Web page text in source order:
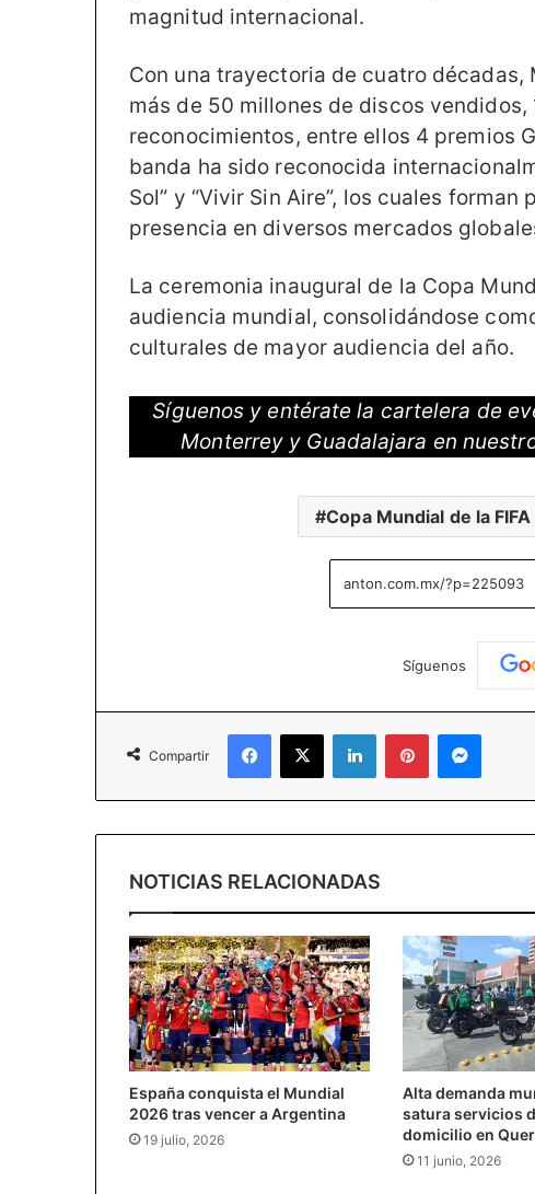
magnitud internacional.
Con una trayectoria de cuatro décadas,
más de 50 millones de discos
reconocimientos, entre ellos 4 premios
banda ha sido reconocida
Sol” y “Vivir Sin Aire”, los cuales
presencia en diversos mercados
La ceremonia inaugural de la Copa
audiencia mundial, consolidándose
culturales de mayor audiencia del año.
Síguenos y entérate la cartelera de
Monterrey y Guadalajara en
Copa Mundial de la FIFA
Síguenos
Compartir
Facebook
X LinkedInPinterest
NOTICIAS RELACIONADAS
España conquista el Mundial
2026 tras vencer a Argentina
19 julio, 2026
Alta demanda
satura servicios
domicilio en
11 junio, 2026